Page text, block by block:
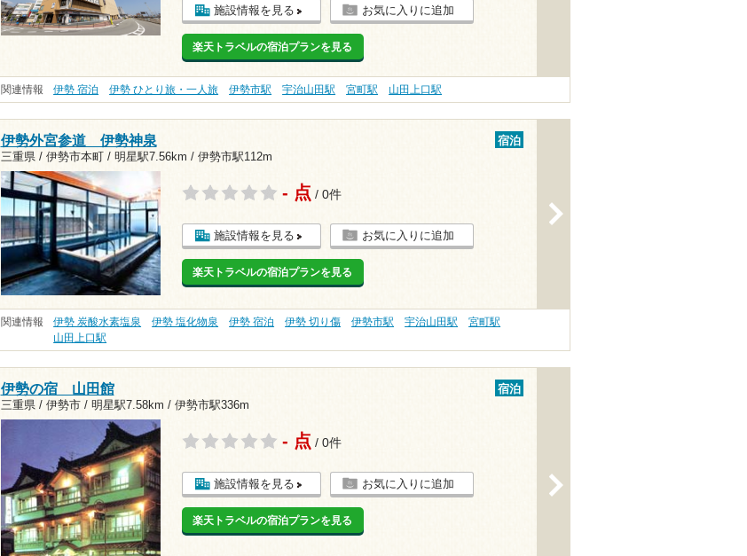
施設情報を見る お気に入りに追加
楽天トラベルの宿泊プランを見る
関連情報 伊勢 宿泊 伊勢 ひとり旅・一人旅 伊勢市駅 宇治山田駅 宮町駅 山田上口駅
伊勢外宮参道 伊勢神泉
三重県 / 伊勢市本町 / 明星駅7.56km / 伊勢市駅112m
宿泊
- 点 / 0件
施設情報を見る お気に入りに追加
楽天トラベルの宿泊プランを見る
関連情報 伊勢 炭酸水素塩泉 伊勢 塩化物泉 伊勢 宿泊 伊勢 切り傷 伊勢市駅 宇治山田駅
宮町駅
山田上口駅
伊勢の宿 山田館
三重県 / 伊勢市 / 明星駅7.58km / 伊勢市駅336m
宿泊
- 点 / 0件
施設情報を見る お気に入りに追加
楽天トラベルの宿泊プランを見る